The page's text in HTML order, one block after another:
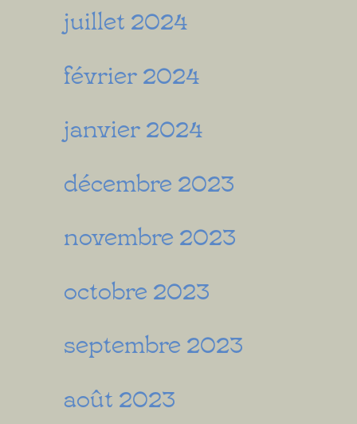
juillet 2024
février 2024
janvier 2024
décembre 2023
novembre 2023
octobre 2023
septembre 2023
août 2023